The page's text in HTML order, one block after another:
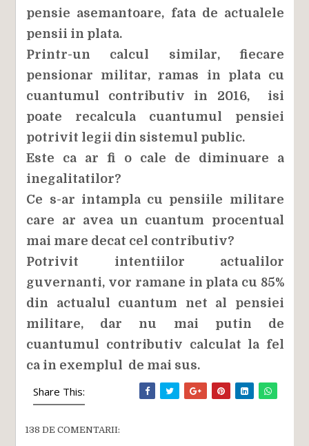
pensie asemantoare, fata de actualele
pensii in plata.
Printr-un calcul similar, fiecare
pensionar militar, ramas in plata cu
cuantumul contributiv in 2016, isi
poate recalcula cuantumul pensiei
potrivit legii din sistemul public.
Este ca ar fi o cale de diminuare a
inegalitatilor?
Ce s-ar intampla cu pensiile militare
care ar avea un cuantum procentual
mai mare decat cel contributiv?
Potrivit intentiilor actualilor
guvernanti, vor ramane in plata cu 85%
din actualul cuantum net al pensiei
militare, dar nu mai putin de
cuantumul contributiv calculat la fel
ca in exemplul de mai sus.
Share This:
138 DE COMENTARII: